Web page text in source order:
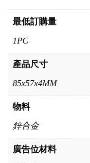
最低訂購量
1PC
產品尺寸
85x57x4MM
物料
鋅合金
廣告位材料